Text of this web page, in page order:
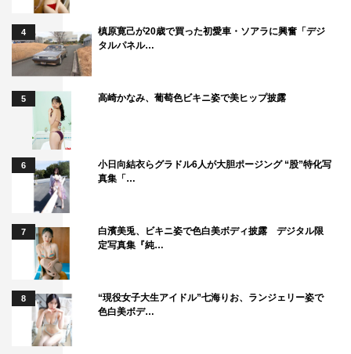
4
槙原寛己が20歳で買った初愛車・ソアラに興奮「デジ
タルパネル…
5 高崎かなみ、葡萄色ビキニ姿で美ヒップ披露
6
小日向結衣らグラドル6人が大胆ポージング “股”特化写
真集「…
7
白濱美兎、ビキニ姿で色白美ボディ披露 デジタル限
定写真集『純…
8
“現役女子大生アイドル”七海りお、ランジェリー姿で
色白美ボデ…